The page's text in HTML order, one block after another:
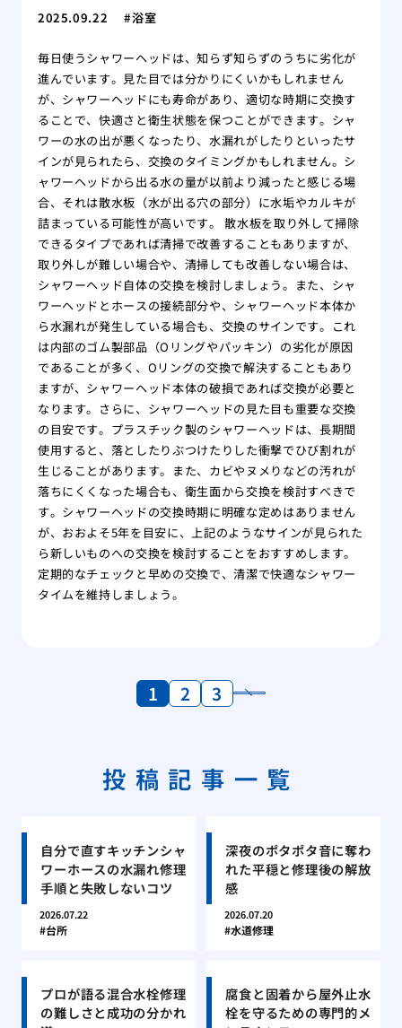
2025.09.22 浴室
毎日使うシャワーヘッドは、知らず知らずのうちに劣化が
進んでいます。見た目では分かりにくいかもしれません
が、シャワーヘッドにも寿命があり、適切な時期に交換す
ることで、快適さと衛生状態を保つことができます。シャ
ワーの水の出が悪くなったり、水漏れがしたりといったサ
インが見られたら、交換のタイミングかもしれません。シ
ャワーヘッドから出る水の量が以前より減ったと感じる場
合、それは散水板（水が出る穴の部分）に水垢やカルキが
詰まっている可能性が高いです。 散水板を取り外して掃除
できるタイプであれば清掃で改善することもありますが、
取り外しが難しい場合や、清掃しても改善しない場合は、
シャワーヘッド自体の交換を検討しましょう。また、シャ
ワーヘッドとホースの接続部分や、シャワーヘッド本体か
ら水漏れが発生している場合も、交換のサインです。これ
は内部のゴム製部品（Oリングやパッキン）の劣化が原因
であることが多く、Oリングの交換で解決することもあり
ますが、シャワーヘッド本体の破損であれば交換が必要と
なります。さらに、シャワーヘッドの見た目も重要な交換
の目安です。プラスチック製のシャワーヘッドは、長期間
使用すると、落としたりぶつけたりした衝撃でひび割れが
生じることがあります。また、カビやヌメりなどの汚れが
落ちにくくなった場合も、衛生面から交換を検討すべきで
す。シャワーヘッドの交換時期に明確な定めはありません
が、おおよそ5年を目安に、上記のようなサインが見られた
ら新しいものへの交換を検討することをおすすめします。
定期的なチェックと早めの交換で、清潔で快適なシャワー
タイムを維持しましょう。
1 2 3
投稿記事一覧
自分で直すキッチンシャ
ワーホースの水漏れ修理
手順と失敗しないコツ
2026.07.22
台所
深夜のポタポタ音に奪わ
れた平穏と修理後の解放
感
2026.07.20
水道修理
プロが語る混合水栓修理
の難しさと成功の分かれ
腐食と固着から屋外止水
栓を守るための専門的メ